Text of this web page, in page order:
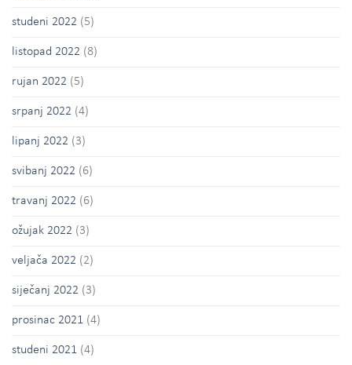
studeni 2022 (5)
listopad 2022 (8)
rujan 2022 (5)
srpanj 2022 (4)
lipanj 2022 (3)
svibanj 2022 (6)
travanj 2022 (6)
ožujak 2022 (3)
veljača 2022 (2)
siječanj 2022 (3)
prosinac 2021 (4)
studeni 2021 (4)